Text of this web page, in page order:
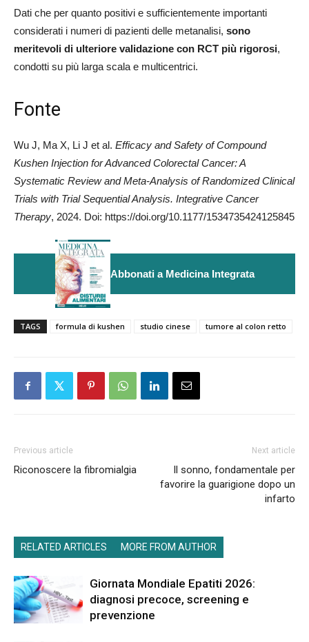
Dati che per quanto positivi e sufficientemente importanti
considerati i numeri di pazienti delle metanalisi, sono
meritevoli di ulteriore validazione con RCT più rigorosi,
condotti su più larga scala e multicentrici.
Fonte
Wu J, Ma X, Li J et al. Efficacy and Safety of Compound
Kushen Injection for Advanced Colorectal Cancer: A
Systematic Review and Meta-Analysis of Randomized Clinical
Trials with Trial Sequential Analysis. Integrative Cancer
Therapy, 2024. Doi: https://doi.org/10.1177/1534735424125845
Abbonati a Medicina Integrata
TAGS formula di kushen studio cinese tumore al colon retto
Previous article
Riconoscere la fibromialgia
Next article
Il sonno, fondamentale per
favorire la guarigione dopo un
infarto
RELATED ARTICLES MORE FROM AUTHOR
Giornata Mondiale Epatiti 2026:
diagnosi precoce, screening e
prevenzione